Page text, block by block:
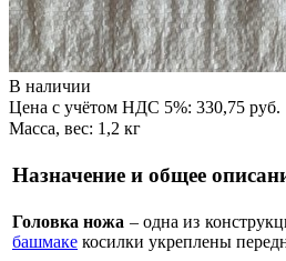
В наличии
Цена с учётом НДС 5%: 330,75 руб.
Масса, вес: 1,2 кг
Назначение и общее
Головка ножа – одна из
башмаке косилки укреплены